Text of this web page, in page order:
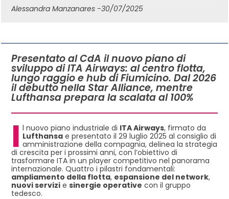
Alessandra Manzanares -30/07/2025
Presentato al CdA il nuovo piano di
sviluppo di ITA Airways: al centro flotta,
lungo raggio e hub di Fiumicino. Dal 2026
il debutto nella Star Alliance, mentre
Lufthansa prepara la scalata al 100%
I l nuovo piano industriale di ITA Airways, firmato da
Lufthansa e presentato il 29 luglio 2025 al consiglio di
amministrazione della compagnia, delinea la strategia
di crescita per i prossimi anni, con l’obiettivo di
trasformare ITA in un player competitivo nel panorama
internazionale. Quattro i pilastri fondamentali:
ampliamento della flotta, espansione del network,
nuovi servizi e sinergie operative con il gruppo
tedesco.